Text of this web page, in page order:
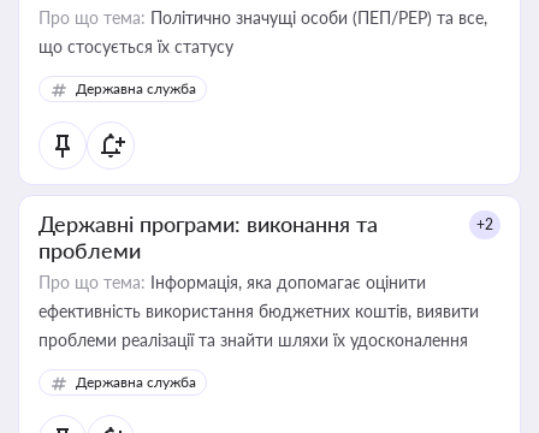
Про що тема: Політично значущі особи (ПЕП/PEP) та все,
що стосується їх статусу
Державна служба
Державні програми: виконання та
проблеми
+2
Про що тема: Інформація, яка допомагає оцінити
ефективність використання бюджетних коштів, виявити
проблеми реалізації та знайти шляхи їх удосконалення
Державна служба